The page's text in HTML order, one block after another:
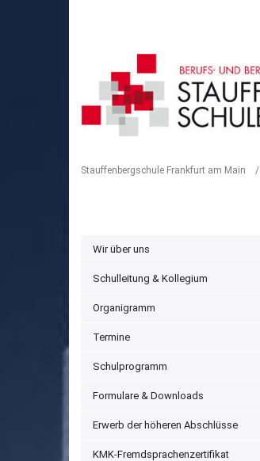
Stauffenbergschule Frankfurt am Main /
Wir über uns
Schulleitung & Kollegium
Organigramm
Termine
Schulprogramm
Formulare & Downloads
Erwerb der höheren Abschlüsse
KMK-Fremdsprachenzertifikat